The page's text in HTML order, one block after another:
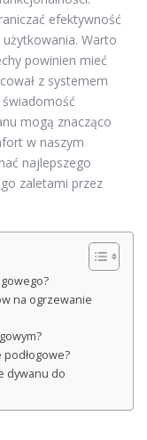
efektywność
Warto
powinien mieć
z systemem
świadomość
mogą znacząco
w naszym
najlepszego
zaletami przez
na ogrzewanie
dywanu do